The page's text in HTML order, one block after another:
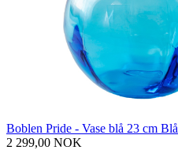
Boblen Pride - Vase blå 23 cm Blå
2 299,00 NOK